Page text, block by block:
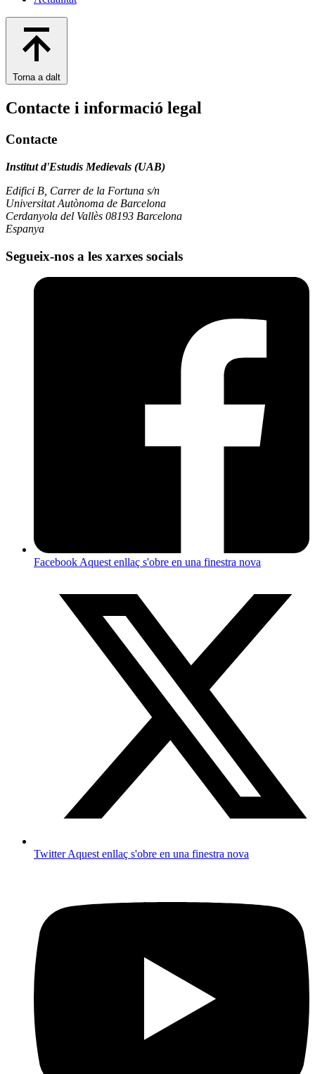
Torna a dalt
Contacte i informació legal
Contacte
Institut d'Estudis Medievals (UAB)
Edifici B, Carrer de la Fortuna s/n
Universitat Autònoma de Barcelona
Cerdanyola del Vallès 08193 Barcelona
Espanya
Segueix-nos a les xarxes socials
Facebook Aquest enllaç s'obre en una finestra nova
TwitterAquest enllaç s'obre en una finestra nova